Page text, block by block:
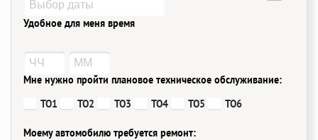
Удобное для меня время
Мне нужно пройти плановое техническое обслуживание:
ТО1
ТО2 ТО3 ТО4 ТО5 ТО6
Моему автомобилю требуется ремонт: